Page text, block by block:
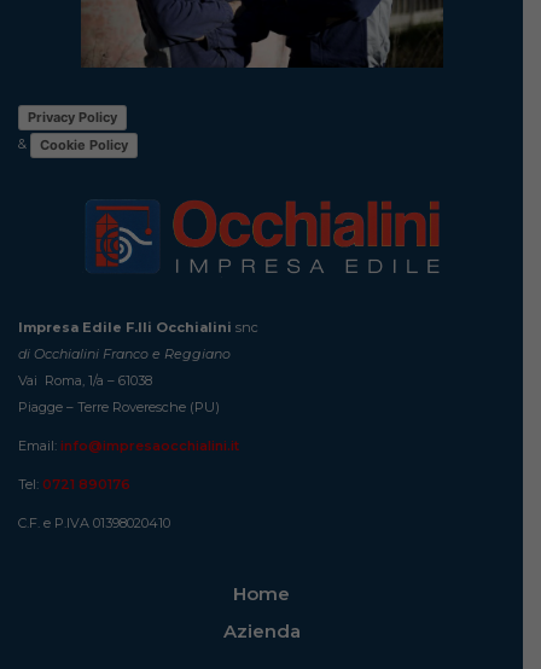
Privacy Policy
&
Cookie Policy
Impresa Edile F.lli Occhialini snc
di Occhialini Franco e Reggiano
Vai Roma, 1/a – 61038
Piagge – Terre Roveresche (PU)
Email: info@impresaocchialini.it
Tel: 0721 890176
C.F. e P.IVA 01398020410
Home
Azienda